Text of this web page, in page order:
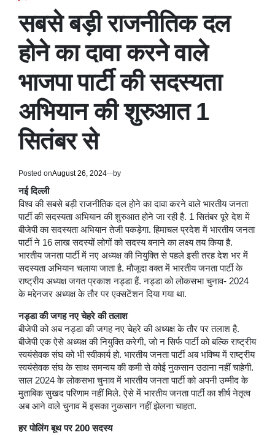
सबसे बड़ी राजनीतिक दल
होने का दावा करने वाले
भाजपा पार्टी की सदस्यता
अभियान की शुरुआत 1
सितंबर से
Posted onAugust 26, 2024 by
नई दिल्ली
विश्व की सबसे बड़ी राजनीतिक दल होने का दावा करने वाले भारतीय जनता
पार्टी की सदस्यता अभियान की शुरुआत होने जा रही है. 1 सितंबर पूरे देश में
बीजेपी का सदस्यता अभियान तेजी पकड़ेगा. हिमाचल प्रदेश में भारतीय जनता
पार्टी ने 16 लाख सदस्यों लोगों को सदस्य बनाने का लक्ष्य तय किया है.
भारतीय जनता पार्टी में नए अध्यक्ष की नियुक्ति से पहले इसी तरह देश भर में
सदस्यता अभियान चलाया जाता है. मौजूदा वक्त में भारतीय जनता पार्टी के
राष्ट्रीय अध्यक्ष जगत प्रकाश नड्डा हैं. नड्डा को लोकसभा चुनाव- 2024
के मद्देनजर अध्यक्ष के तौर पर एक्सटेंशन दिया गया था.
नड्डा की जगह नए चेहरे की तलाश
बीजेपी को अब नड्डा की जगह नए चेहरे की अध्यक्ष के तौर पर तलाश है.
बीजेपी एक ऐसे अध्यक्ष की नियुक्ति करेगी, जो न सिर्फ पार्टी को बल्कि राष्ट्रीय
स्वयंसेवक संघ को भी स्वीकार्य हो. भारतीय जनता पार्टी अब भविष्य में राष्ट्रीय
स्वयंसेवक संघ के साथ समन्वय की कमी से कोई नुकसान उठाना नहीं चाहेगी.
साल 2024 के लोकसभा चुनाव में भारतीय जनता पार्टी को अपनी उम्मीद के
मुताबिक सुखद परिणाम नहीं मिले. ऐसे में भारतीय जनता पार्टी का शीर्ष नेतृत्व
अब आने वाले चुनाव में इसका नुकसान नहीं झेलना चाहता.
हर पोलिंग बूथ पर 200 सदस्य